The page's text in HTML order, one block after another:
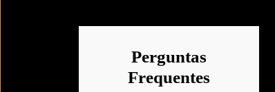
Perguntas
Frequentes